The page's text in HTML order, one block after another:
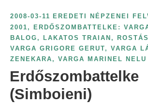
e
g
ó
r
i
a
s
v
s
z
á
s
z
l
á
s
:
2008-03-11 EREDETI NÉPZENEI
2001 , ERDŐSZOMBATTELKE:
BALOG , LAKATOS TRAIAN ,
VARGA GRIGORE GERUT, VARGA
ZENEKARA , VARGA MARINEL NELU
Erdőszombattelke
(Simboieni)